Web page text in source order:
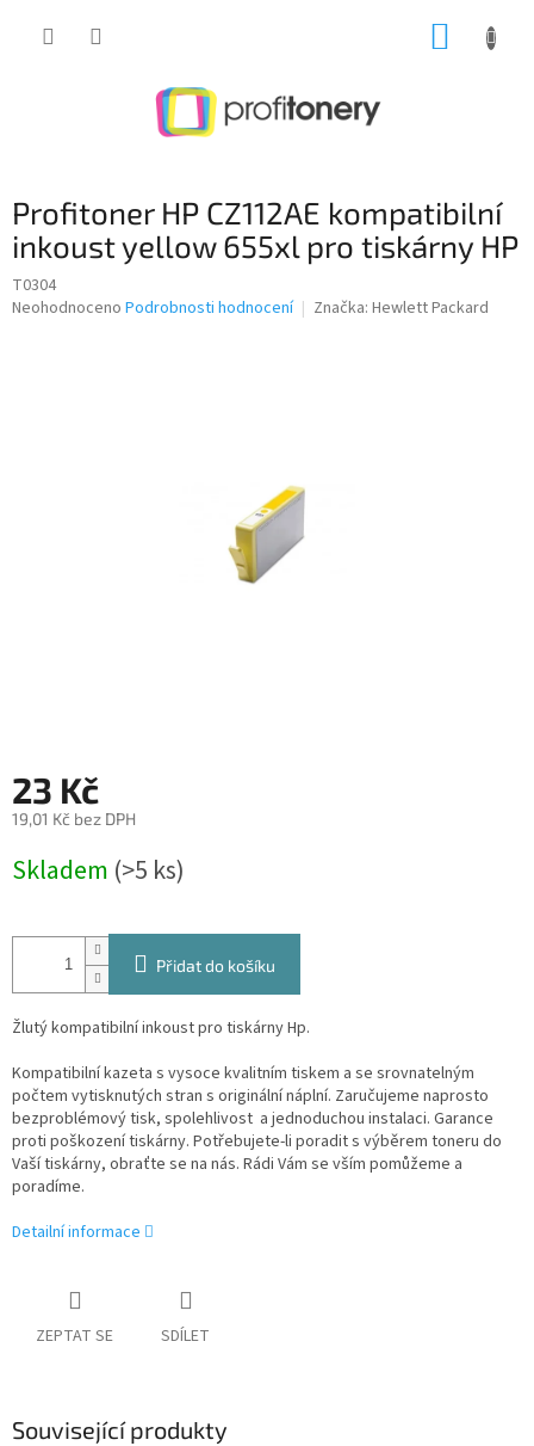
Profitoner HP CZ112AE kompatibilní
inkoust yellow 655xl pro tiskárny HP
T0304
Průměrné
Neohodnoceno Podrobnosti hodnocení Značka: Hewlett Packard
23 Kč
19,01 Kč bez DPH
cena:
Skladem (>5 ks)
Přidat do košíku
Žlutý kompatibilní inkoust pro tiskárny Hp.
Kompatibilní kazeta s vysoce kvalitním tiskem a se srovnatelným
počtem vytisknutých stran s originální náplní. Zaručujeme naprosto
bezproblémový tisk, spolehlivost a jednoduchou instalaci. Garance
proti poškození tiskárny. Potřebujete-li poradit s výběrem toneru do
Vaší tiskárny, obraťte se na nás. Rádi Vám se vším pomůžeme a
poradíme.
Detailní informace
ZEPTAT SE SDÍLET
Související produkty